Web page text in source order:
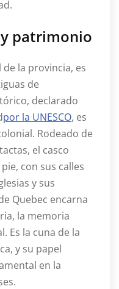
patrimonio
de la provincia, es
de
declarado
por la UNESCO, es
Rodeado de
el casco
con sus calles
y sus
Quebec encarna
la memoria
Es la cuna de la
y su papel
en la